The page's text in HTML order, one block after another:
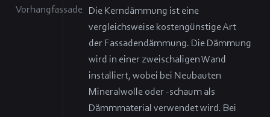
Vorhangfassade Die Kerndämmung ist eine
vergleichsweise kostengünstige Art
der Fassadendämmung. Die Dämmung
wird in einer zweischaligen Wand
installiert, wobei bei Neubauten
Mineralwolle oder -schaum als
Dämmmaterial verwendet wird. Bei